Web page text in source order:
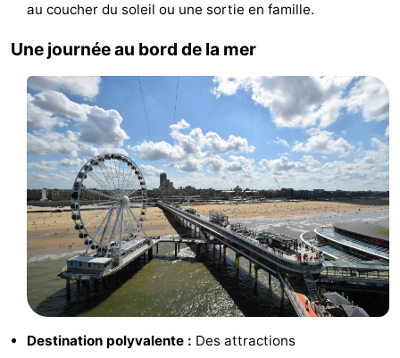
au coucher du soleil ou une sortie en famille.
Une journée au bord de la mer
Destination polyvalente : Des attractions